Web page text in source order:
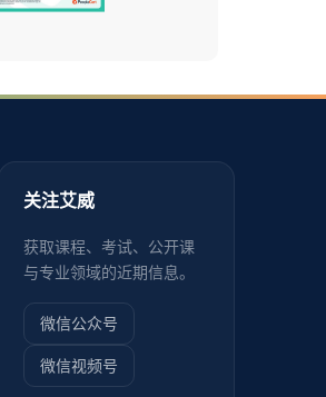
关注艾威
获取课程、考试、公开课
与专业领域的近期信息。
微信公众号
微信视频号